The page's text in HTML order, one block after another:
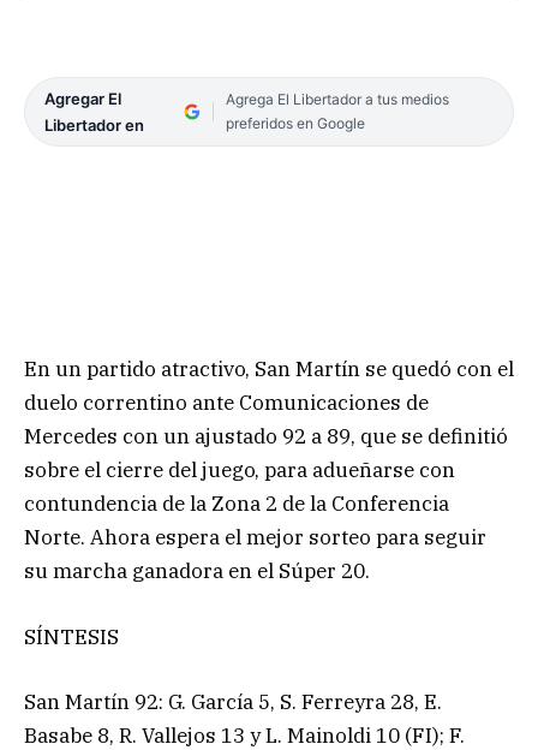
Agregar El
Libertador en
Agrega El Libertador a tus medios
preferidos en Google
En un partido atractivo, San Martín se quedó con el
duelo correntino ante Comunicaciones de
Mercedes con un ajustado 92 a 89, que se definitió
sobre el cierre del juego, para adueñarse con
contundencia de la Zona 2 de la Conferencia
Norte. Ahora espera el mejor sorteo para seguir
su marcha ganadora en el Súper 20.
SÍNTESIS
San Martín 92: G. García 5, S. Ferreyra 28, E.
Basabe 8, R. Vallejos 13 y L. Mainoldi 10 (FI); F.